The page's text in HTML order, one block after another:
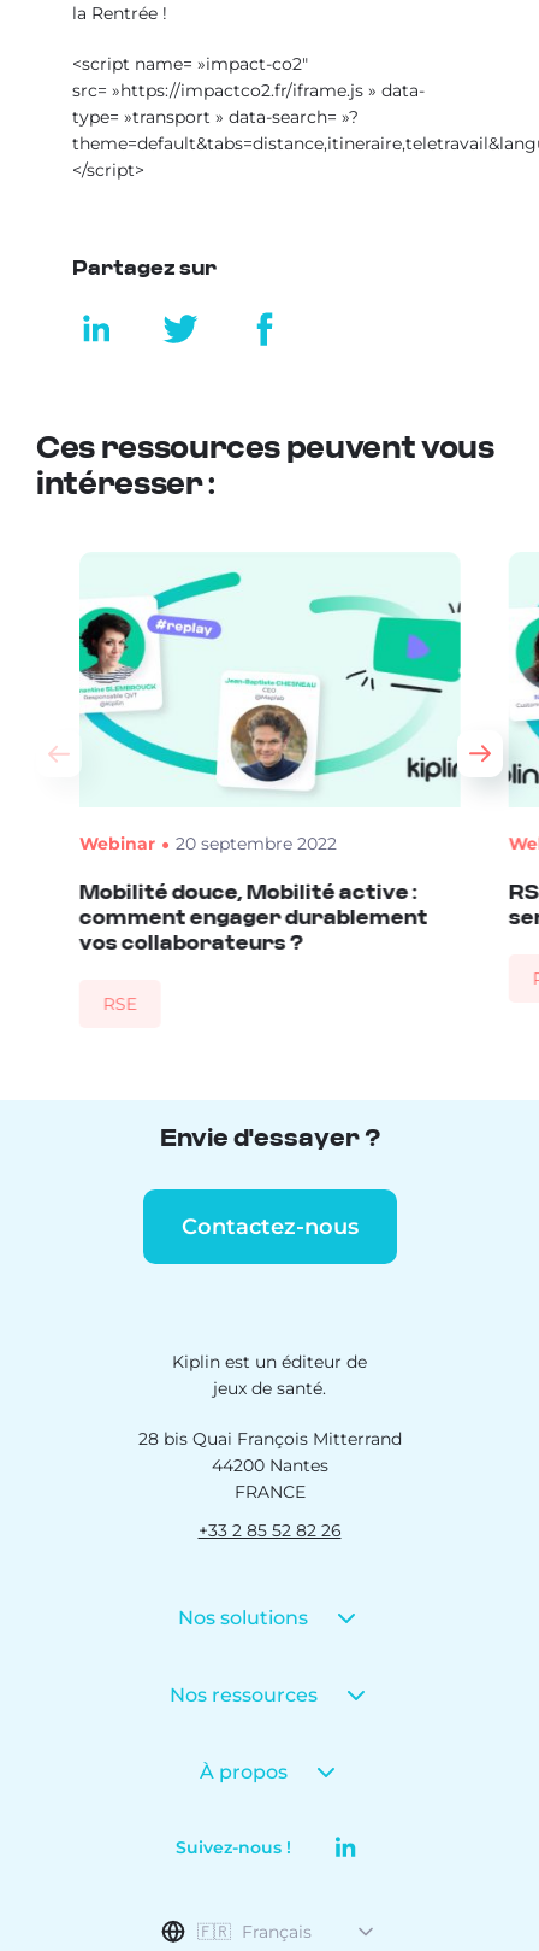
la Rentrée !
<script name= »impact-co2″
src= »https://impactco2.fr/iframe.js » data-
type= »transport » data-search= »?
</script>
Partagez sur
Ces ressources peuvent vous
intéresser :
Webinar 20 septembre 2022
Mobilité douce, Mobilité active :
comment engager durablement
vos collaborateurs ?
RSE
Envie d'essayer ?
Contactez-nous
Kiplin est un éditeur de
jeux de santé.
28 bis Quai François Mitterrand
44200 Nantes
FRANCE
+33 2 85 52 82 26
Nos solutions
Nos ressources
À propos
Suivez-nous !
🇫🇷 Français